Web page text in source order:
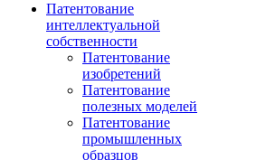
Патентование
интеллектуальной
собственности
Патентование
изобретений
Патентование
полезных моделей
Патентование
промышленных
образцов